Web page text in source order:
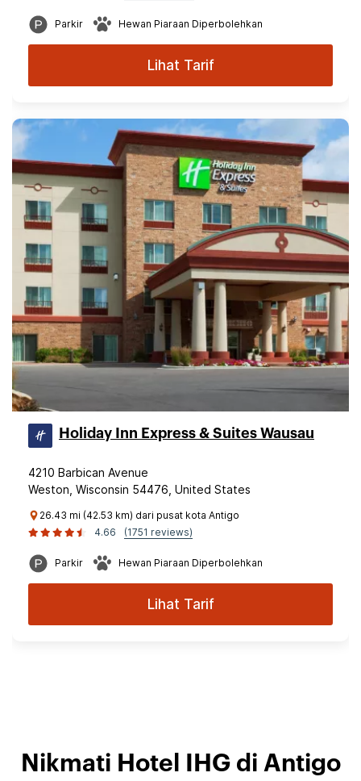
Parkir Hewan Piaraan Diperbolehkan
Lihat Tarif
Holiday Inn Express & Suites Wausau
4210 Barbican Avenue
Weston, Wisconsin 54476, United States
26.43 mi (42.53 km) dari pusat kota Antigo
4.66
(1751 reviews)
Parkir Hewan Piaraan Diperbolehkan
Lihat Tarif
Nikmati Hotel IHG di Antigo